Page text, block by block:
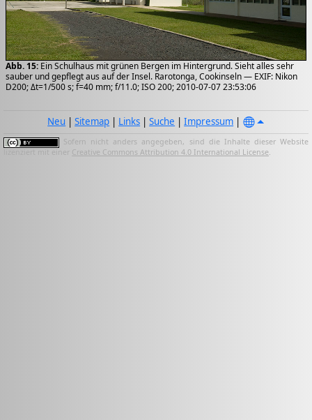
Abb. 15: Ein Schulhaus mit grünen Bergen im Hintergrund. Sieht alles sehr
sauber und gepflegt aus auf der Insel. Rarotonga, Cookinseln — EXIF: Nikon
D200; Δt=1/500 s; f=40 mm; f/11.0; ISO 200; 2010-07-07 23:53:06
Neu |Sitemap | Links |Suche |Impressum |
Sofern nicht anders angegeben, sind die Inhalte dieser Website
lizenziert mit einer Creative Commons Attribution 4.0 International License.